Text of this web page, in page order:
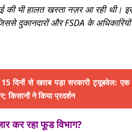
भी हालत खस्ता नज़र आ रही थी।
दुकानदारों और FSDA के
15 दिनों से खराब पड़ा सरकारी ट्यूबवेल:
ने किया प्रदर्शन
कर रहा फूड विभाग?